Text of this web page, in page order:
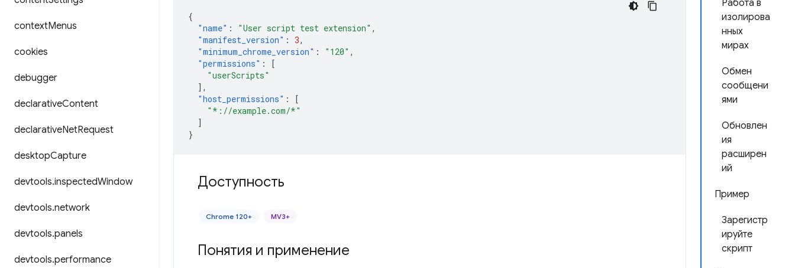
contextMenus
cookies
debugger
declarativeContent
declarativeNetRequest
desktopCapture
devtools.inspectedWindow
devtools.network
devtools.panels
devtools.performance
Работа в
изолирова
нных
мирах
Обмен
сообщени
ями
Обновлен
ия
расширен
ий
Пример
Зарегистр
ируйте
скрипт
{
"name" : "User script test extension" ,
"manifest_version" : 3,
"minimum_chrome_version" : "120" ,
"permissions" :
[
"userScripts"
],
"host_permissions" :
[
"*://example.com/*"
]
}
Доступность
Chrome 120+ MV3+
Понятия и применение